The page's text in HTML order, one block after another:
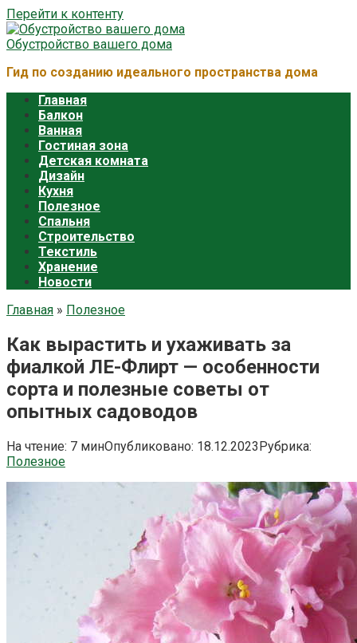
Перейти к контенту
Обустройство вашего дома
Гид по созданию идеального пространства дома
Главная
Балкон
Ванная
Гостиная зона
Детская комната
Дизайн
Кухня
Полезное
Спальня
Строительство
Текстиль
Хранение
Новости
Главная » Полезное
Как вырастить и ухаживать за
фиалкой ЛЕ-Флирт — особенности
сорта и полезные советы от
опытных садоводов
На чтение: 7 минОпубликовано: 18.12.2023Рубрика:
Полезное